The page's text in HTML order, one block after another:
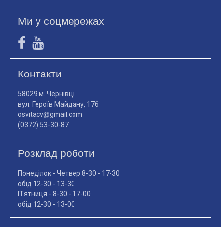
Ми у соцмережах
Контакти
58029 м. Чернівці
вул. Героїв Майдану, 176
osvitacv@gmail.com
(0372) 53-30-87
Розклад роботи
Понеділок - Четвер 8-30 - 17-30
обід 12-30 - 13-30
П'ятниця - 8-30 - 17-00
обід 12-30 - 13-00